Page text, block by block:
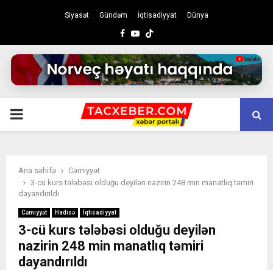
Siyasət Gündəm İqtisadiyyat Dünya
Facebook
Youtube
PRIMARY
Ana səhifə
Cəmiyyət
3-cü kurs tələbəsi olduğu deyilən nazirin 248 min manatlıq təmiri
dayandırıldı
Cəmiyyət Hadisə İqtisadiyyat
3-cü kurs tələbəsi olduğu deyilən
nazirin 248 min manatlıq təmiri
dayandırıldı